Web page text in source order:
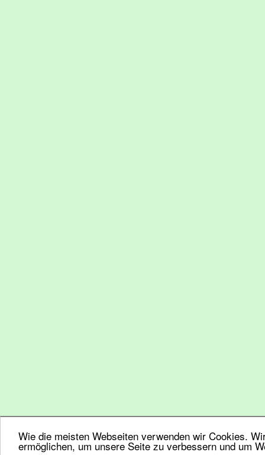
Wie die meisten Webseiten verwenden wir Cookies.
ermöglichen, um unsere Seite zu verbessern und um